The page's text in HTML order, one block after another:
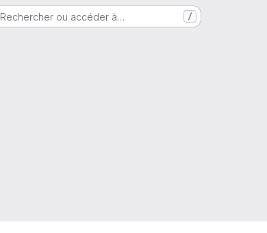
Rechercher ou accéder à… /